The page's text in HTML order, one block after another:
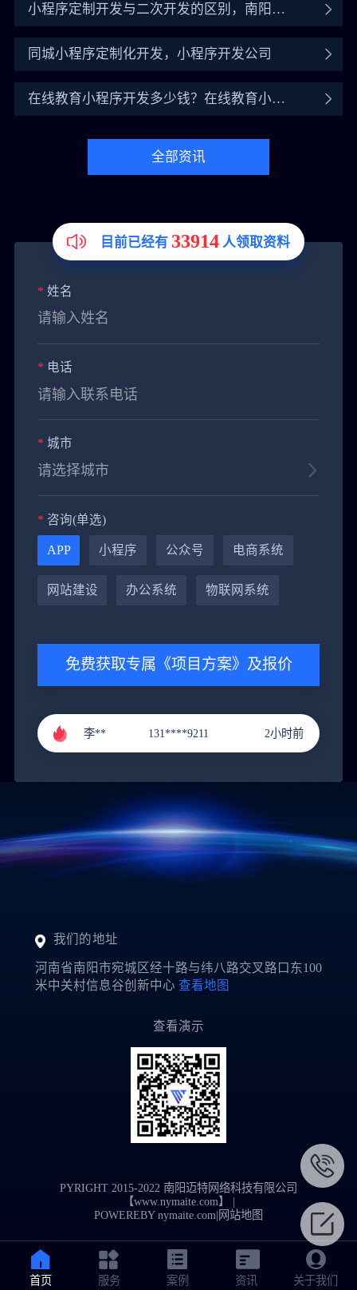
小程序定制开发与二次开发的区别，南阳定
同城小程序定制化开发，小程序开发公司
在线教育小程序开发多少钱？在线教育小程
全部资讯
* 姓名
* 电话
* 城市
* 咨询(单选)
APP 小程序 公众号 电商系统
网站建设 办公系统 物联网系统
免费获取专属《项目方案》及报价
黄** 151****9288 4小时前
李** 131****9211 2小时前
151****9288
郭** 151****3221 1小时前
目前已经有 33914 人领取资料
我们的地址
河南省南阳市宛城区经十路与纬八路交叉路口东100
米中关村信息谷创新中心 查看地图
查看演示
PYRIGHT 2015-2022 南阳迈特网络科技有限公司
【www.nymaite.com】 |
POWEREBY nymaite.com|网站地图
首页 服务 案例 资讯 关于我们